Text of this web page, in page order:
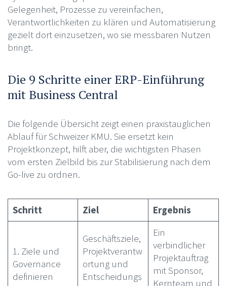
Gelegenheit, Prozesse zu vereinfachen,
Verantwortlichkeiten zu klären und Automatisierung
gezielt dort einzusetzen, wo sie messbaren Nutzen
bringt.
Die 9 Schritte einer ERP-Einführung
mit Business Central
Die folgende Übersicht zeigt einen praxistauglichen
Ablauf für Schweizer KMU. Sie ersetzt kein
Projektkonzept, hilft aber, die wichtigsten Phasen
vom ersten Zielbild bis zur Stabilisierung nach dem
Go-live zu ordnen.
Schritt Ziel Ergebnis
1. Ziele und
Governance
definieren
Geschäftsziele,
Projektverantw
ortung und
Entscheidungs
Ein
verbindlicher
Projektauftrag
mit Sponsor,
Kernteam und